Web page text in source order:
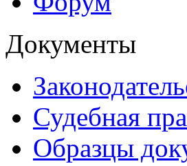
Документы
Судебная
Образцы